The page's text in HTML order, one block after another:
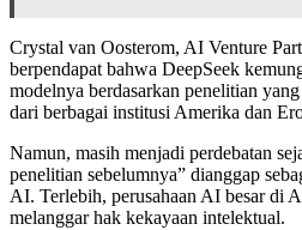
Crystal van Oosterom, AI Venture
berpendapat bahwa DeepSeek
modelnya berdasarkan penelitian
dari berbagai institusi Amerika dan
Namun, masih menjadi perdebatan
penelitian sebelumnya” dianggap
AI. Terlebih, perusahaan AI besar di
melanggar hak kekayaan intelektual.